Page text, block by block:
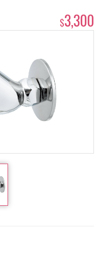
$3,300